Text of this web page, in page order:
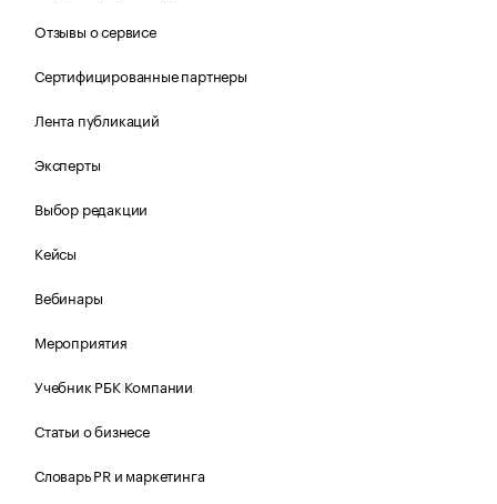
Отзывы о сервисе
Сертифицированные партнеры
Лента публикаций
Эксперты
Выбор редакции
Кейсы
Вебинары
Мероприятия
Учебник РБК Компании
Статьи о бизнесе
Словарь PR и маркетинга